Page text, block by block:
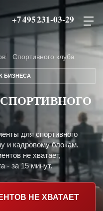
+7 495 231-03-29
Спортивного клуба
БИЗНЕСА
для спортивного
и кадровому блокам.
не хватает,
- за 15 минут.
НЕ ХВАТАЕТ